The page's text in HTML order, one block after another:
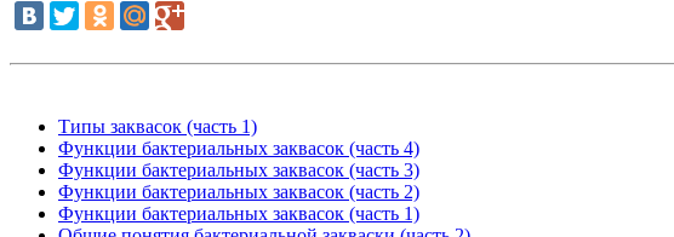
Типы заквасок (часть 1)
Функции бактериальных заквасок (часть 4)
Функции бактериальных заквасок (часть 3)
Функции бактериальных заквасок (часть 2)
Функции бактериальных заквасок (часть 1)